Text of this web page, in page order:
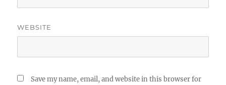
WEBSITE
Save my name, email, and website in this browser for